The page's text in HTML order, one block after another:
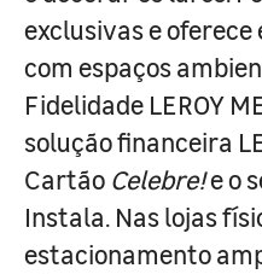
exclusivas e
com espaços
Fidelidade LEROY
solução financeira
Cartão Celebre!e o
Instala. Nas lojas
estacionamento